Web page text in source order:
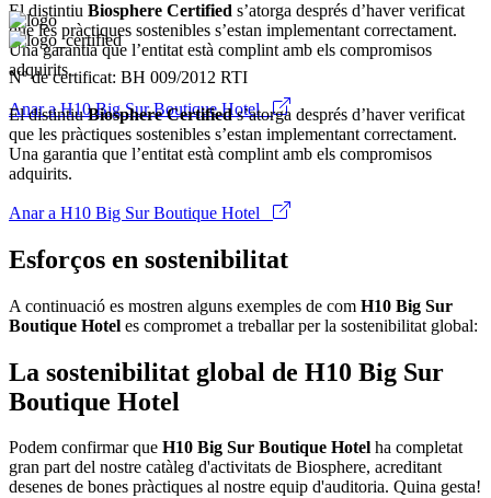
El distintiu Biosphere Certified s’atorga després d’haver verificat
que les pràctiques sostenibles s’estan implementant correctament.
Una garantia que l’entitat està complint amb els compromisos
adquirits.
Anar a H10 Big Sur Boutique Hotel
Nº de certificat: BH 009/2012 RTI
El distintiuBiosphere Certifieds’atorga després d’haver verificat
que les pràctiques sostenibles s’estan implementant correctament.
Una garantia que l’entitat està complint amb els compromisos
adquirits.
Anar a H10 Big Sur Boutique Hotel
Esforços en sostenibilitat
A continuació es mostren alguns exemples de com H10 Big Sur
Boutique Hotel es compromet a treballar per la sostenibilitat global:
La sostenibilitat global de H10 Big Sur
Boutique Hotel
Podem confirmar que H10 Big Sur Boutique Hotel ha completat
gran part del nostre catàleg d'activitats de Biosphere, acreditant
desenes de bones pràctiques al nostre equip d'auditoria. Quina gesta!